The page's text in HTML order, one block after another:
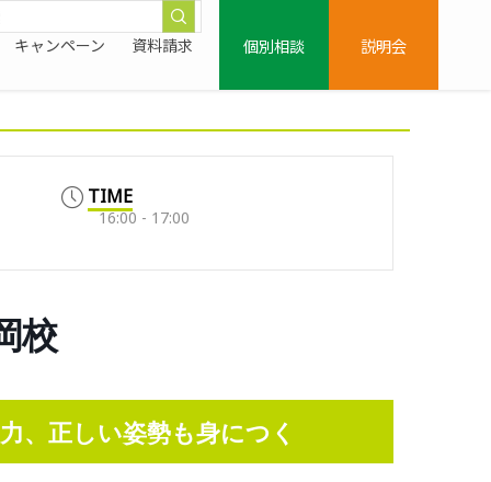
キャンペーン 資料請求
個別相談
説明会
TIME
16:00 - 17:00
校
、正しい姿勢も身につく